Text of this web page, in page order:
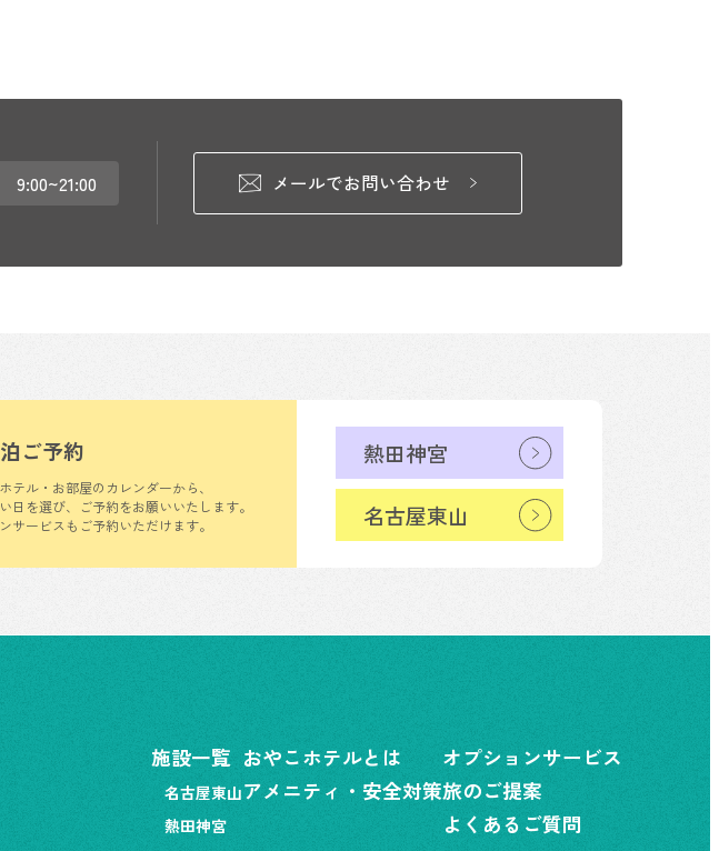
9:00~21:00 メールでお問い合わせ
ご予約
テル・お部屋のカレンダーから、
日を選び、ご予約をお願いいたします。
サービスもご予約いただけます。
熱田神宮
名古屋東山
施設一覧
名古屋東山
熱田神宮
おやこホテルとは
アメニティ・安全対策
オプションサービス
旅のご提案
よくあるご質問